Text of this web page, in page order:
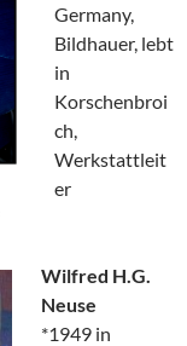
Germany,
Bildhauer, lebt
in
Korschenbroi
ch,
Werkstattleit
er
Wilfred H.G.
Neuse
*1949 in